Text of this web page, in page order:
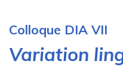
Colloque DIA VII
Variation